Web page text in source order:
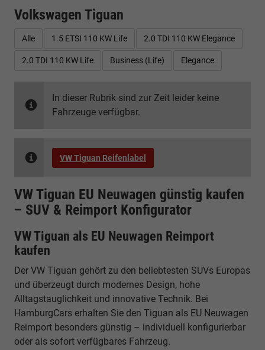
Volkswagen Tiguan
Alle 1.5 ETSI 110 KW Life 2.0 TDI 110 KW Elegance
2.0 TDI 110 KW Life Business (Life) Elegance
In dieser Rubrik sind zur Zeit leider keine
Fahrzeuge verfügbar.
VW Tiguan Reifenlabel
VW Tiguan EU Neuwagen günstig kaufen
– SUV & Reimport Konfigurator
VW Tiguan als EU Neuwagen Reimport
kaufen
Der VW Tiguan gehört zu den beliebtesten SUVs Europas
und überzeugt durch modernes Design, hohe
Alltagstauglichkeit und innovative Technik. Bei
HamburgCars erhalten Sie den Tiguan als EU Neuwagen
Reimport besonders günstig – individuell konfigurierbar
oder als sofort verfügbares Fahrzeug.